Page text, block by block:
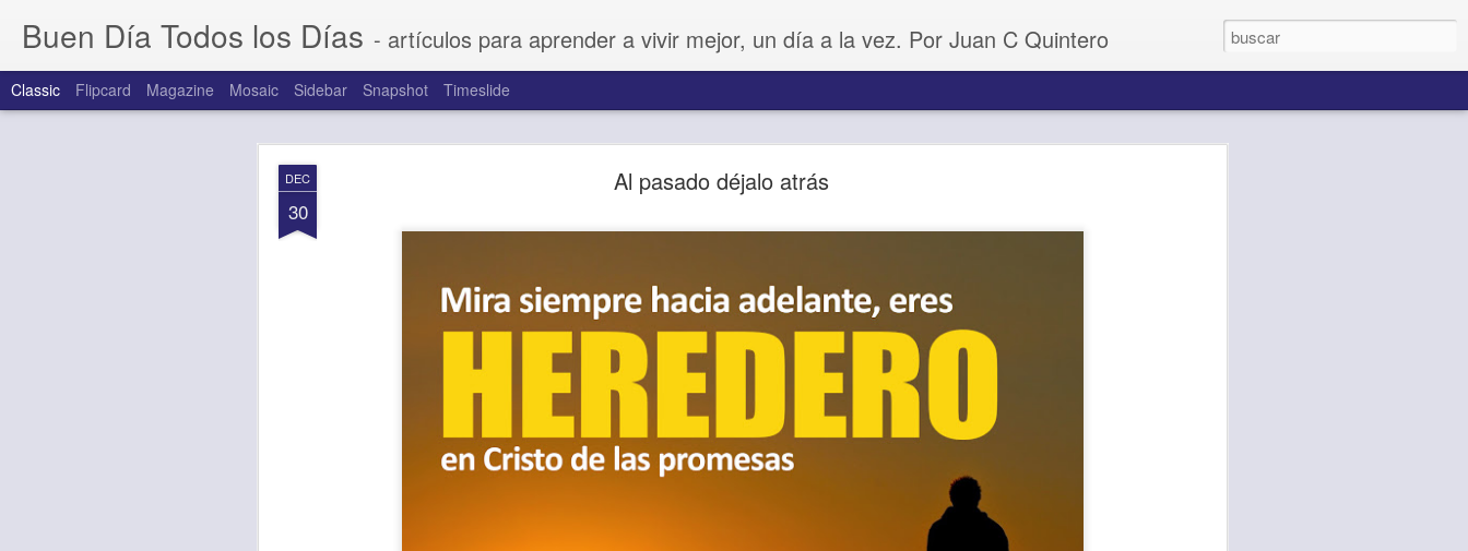
DEC
30
Al pasado déjalo atrás
Buen Día Todos los Días - artículos para aprender a vivir mejor, un día a la vez. Por Juan C Quintero
Classic Flipcard Magazine Mosaic Sidebar Snapshot Timeslide
Amar sin fingimiento